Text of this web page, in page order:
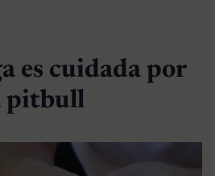
es cuidada por
pitbull